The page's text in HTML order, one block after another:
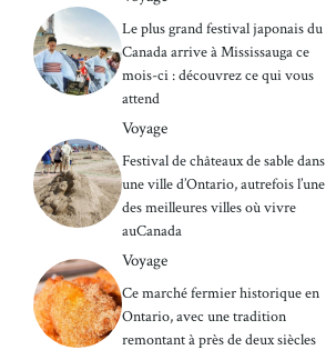
Le plus grand festival japonais du
Canada arrive à Mississauga ce
mois-ci : découvrez ce qui vous
attend
Voyage
Festival de châteaux de sable dans
une ville d’Ontario, autrefois l’une
des meilleures villes où vivre
auCanada
Voyage
Ce marché fermier historique en
Ontario, avec une tradition
remontant à près de deux siècles